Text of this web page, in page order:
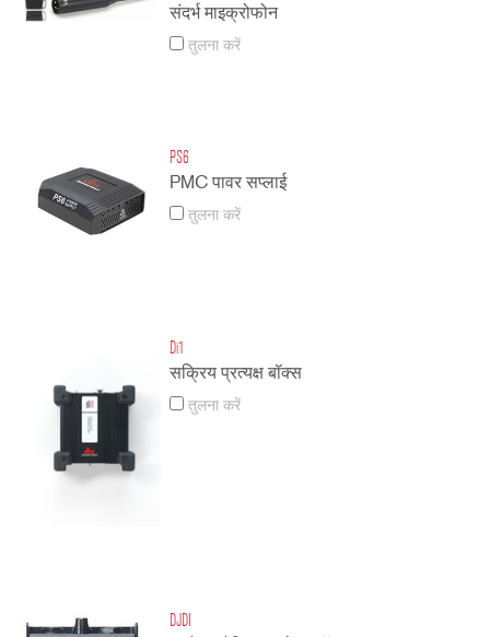
संदर्भ माइक्रोफोन
तुलना करें
PS6
PMC पावर सप्लाई
तुलना करें
Di1
सक्रिय प्रत्यक्ष बॉक्स
तुलना करें
DJDI